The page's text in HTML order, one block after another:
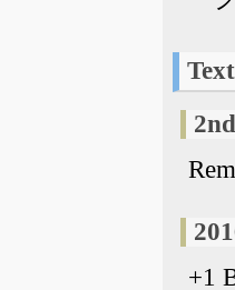
Text
+1